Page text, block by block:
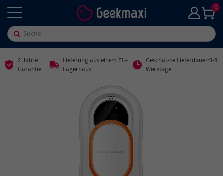
0
2 Jahre
Garantie
Lieferung aus einem EU-
Lagerhaus
Geschätzte Lieferdauer:3-8
Werktage